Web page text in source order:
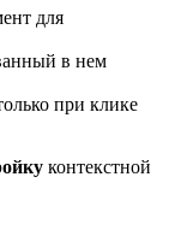
для
в нем
при клике
контекстной